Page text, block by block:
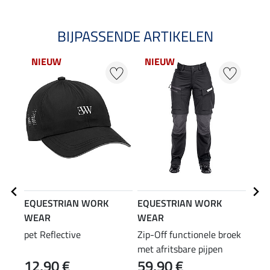
BIJPASSENDE ARTIKELEN
NIEUW
EQUESTRIAN WORK
WEAR
pet Reflective
NIEUW
EQUESTRIAN WORK
WEAR
Zip-Off functionele broek
met afritsbare pijpen